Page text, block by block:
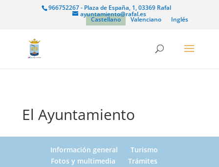
966752267 - Plaza de España, 1, 03369 Rafal
ayuntamiento@rafal.es
Castellano Valenciano Inglés
El Ayuntamiento
Información general
Turismo
Fotos y multimedia
Trámites